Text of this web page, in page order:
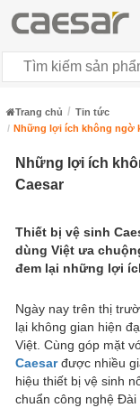
Trang chủ
Tin tức
Những lợi ích không ngờ
Những lợi ích
Caesar
Thiết bị vệ sinh
dùng Việt ưa
đem lại những lợi
Ngày nay trên thị
lại không gian hiện
Việt. Cùng góp mặt
Caesarđược nhiều
hiệu thiết bị vệ sinh
chuẩn công nghệ Đài